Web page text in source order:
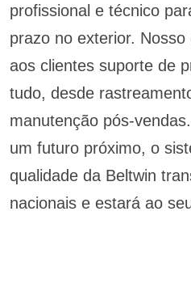
profissional e técnico
prazo no exterior.
aos clientes suporte de
tudo, desde
manutenção pós-
um futuro próximo, o
qualidade da Beltwin
nacionais e estará ao